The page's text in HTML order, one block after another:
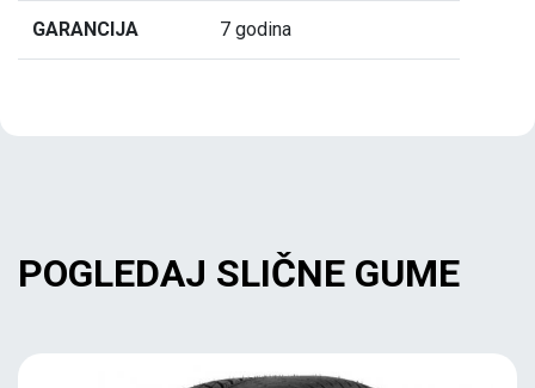
GARANCIJA 7 godina
POGLEDAJ SLIČNE GUME